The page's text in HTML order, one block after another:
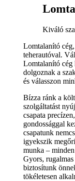
Kiváló
Lomtalanító
teherautóval.
Lomtalanító cég
dolgoznak a
és válasszon
Bízza ránk a
szolgáltatást
csapata
gondossággal
csapatunk
igyekszik
munka –
Gyors, rugalmas
biztosítunk
tökéletesen